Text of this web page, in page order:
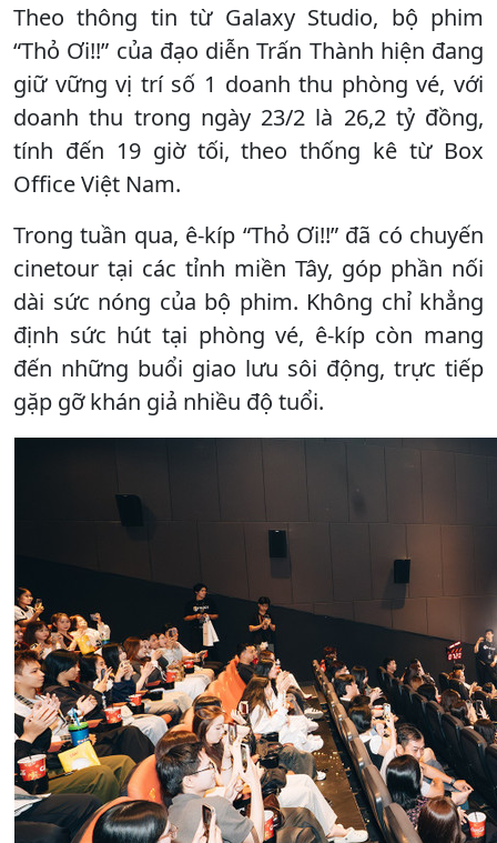
Theo thông tin từ Galaxy Studio, bộ phim
“Thỏ Ơi!!” của đạo diễn Trấn Thành hiện đang
giữ vững vị trí số 1 doanh thu phòng vé, với
doanh thu trong ngày 23/2 là 26,2 tỷ đồng,
tính đến 19 giờ tối, theo thống kê từ Box
Office Việt Nam.
Trong tuần qua, ê-kíp “Thỏ Ơi!!” đã có chuyến
cinetour tại các tỉnh miền Tây, góp phần nối
dài sức nóng của bộ phim. Không chỉ khẳng
định sức hút tại phòng vé, ê-kíp còn mang
đến những buổi giao lưu sôi động, trực tiếp
gặp gỡ khán giả nhiều độ tuổi.